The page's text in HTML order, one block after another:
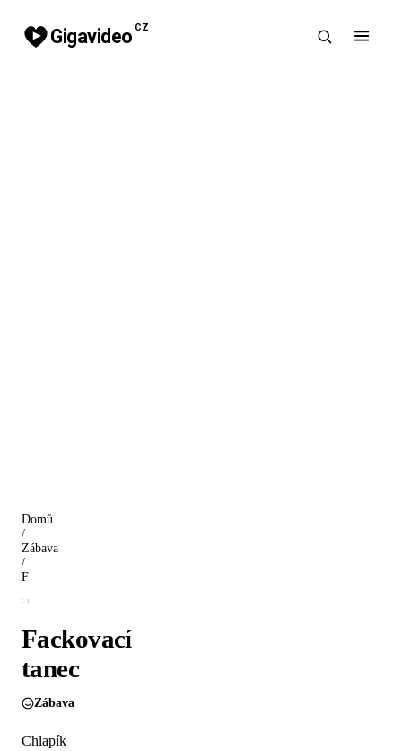
Gigavideo CZ
Domů
/
Zábava
/
Fackovací
tanec
Zábava
Chlapík